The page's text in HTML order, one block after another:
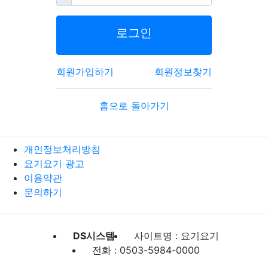
로그인
회원가입하기 회원정보찾기
홈으로 돌아가기
개인정보처리방침
요기요기 광고
이용약관
문의하기
DS시스템
사이트명 : 요기요기
전화 : 0503-5984-0000